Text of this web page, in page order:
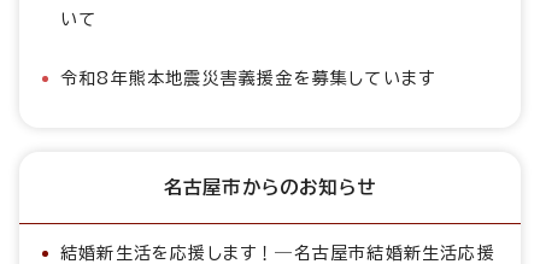
いて
令和8年熊本地震災害義援金を募集しています
名古屋市からのお知らせ
結婚新生活を応援します！―名古屋市結婚新生活応援